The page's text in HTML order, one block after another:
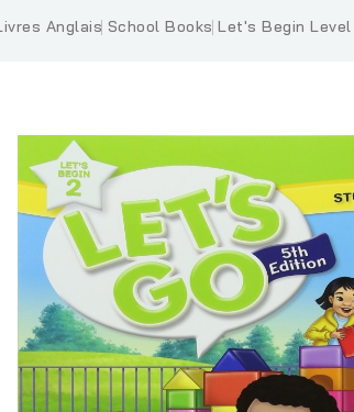
Anglais School Books Let's Begin